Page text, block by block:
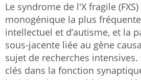
Le syndrome de l'X fragile
monogénique la plus
intellectuel et d’autisme, et la
sous-jacente liée au gène
sujet de recherches
clés dans la fonction